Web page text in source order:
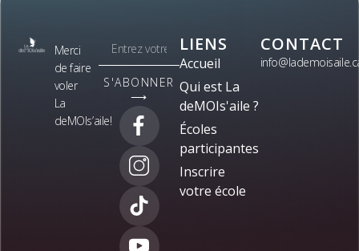
Merci
de faire
voler
La
deMOIs’aile!
S'ABONNER
⟶
LIENS
Accueil
Qui est La
deMOIs'aile ?
Écoles
participantes
Inscrire
votre école
CONTACT